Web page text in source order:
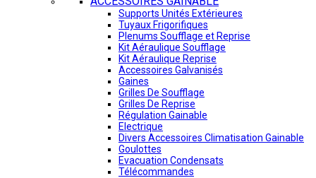
Supports Unités Extérieures
Tuyaux Frigorifiques
Plenums Soufflage et Reprise
Kit Aéraulique Soufflage
Kit Aéraulique Reprise
Accessoires Galvanisés
Gaines
Grilles De Soufflage
Grilles De Reprise
Régulation Gainable
Electrique
Divers Accessoires Climatisation Gainable
Goulottes
Evacuation Condensats
Télécommandes